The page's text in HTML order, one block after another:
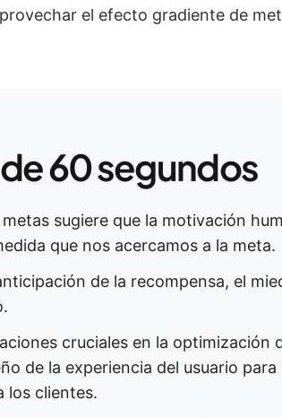
el efecto gradiente de
60 segundos
sugiere que la motivación
que nos acercamos a la meta.
de la recompensa, el
cruciales en la optimización
de la experiencia del usuario
los clientes.